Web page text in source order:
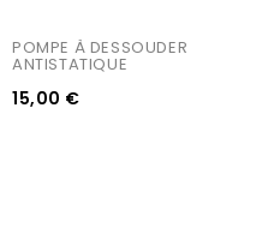
POMPE À DESSOUDER
ANTISTATIQUE
15,00 €